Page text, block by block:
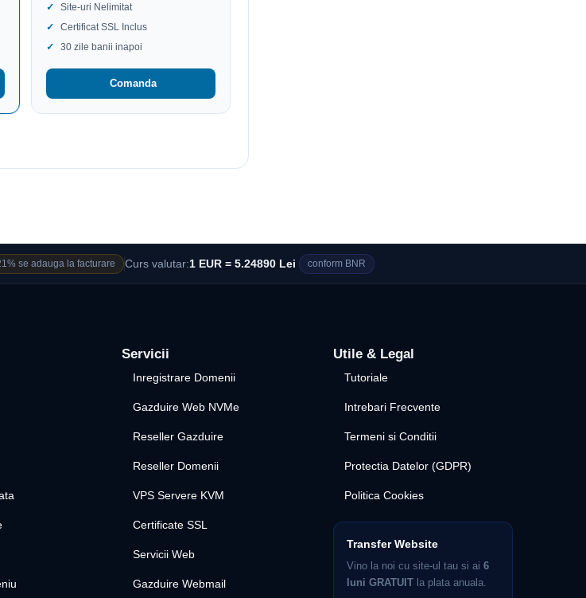
Site-uri Nelimitat
Certificat SSL Inclus
30 zile banii inapoi
Comanda
se adauga la facturare Curs valutar:1 EUR = 5.24890 Lei conform BNR
Servicii
Inregistrare Domenii
Gazduire Web NVMe
Reseller Gazduire
Reseller Domenii
VPS Servere KVM
Certificate SSL
Servicii Web
Gazduire Webmail
Utile & Legal
Tutoriale
Intrebari Frecvente
Termeni si Conditii
Protectia Datelor (GDPR)
Politica Cookies
Transfer Website
Vino la noi cu site-ul tau si ai 6
luni GRATUITla plata anuala.